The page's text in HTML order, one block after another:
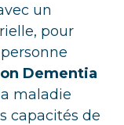
un
pour
Dementia
maladie
capacités de